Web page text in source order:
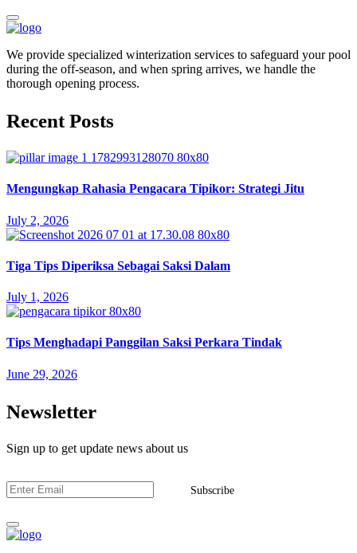
We provide specialized winterization services to safeguard your pool
during the off-season, and when spring arrives, we handle the
thorough opening process.
Recent Posts
Mengungkap Rahasia Pengacara Tipikor: Strategi Jitu
July 2, 2026
Tiga Tips Diperiksa Sebagai Saksi Dalam
July 1, 2026
Tips Menghadapi Panggilan Saksi Perkara Tindak
June 29, 2026
Newsletter
Sign up to get update news about us
Subscribe